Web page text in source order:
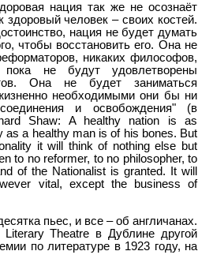
нация так же не осознаёт
здоровый человек – своих костей.
нация не будет думать
чтобы восстановить его. Она не
никаких философов,
пока не будут удовлетворены
Она не будет заниматься
необходимыми они бы ни
и освобождения" (в
Shaw: A healthy nation is as
as a healthy man is of his bones. But
it will think of nothing else but
to no reformer, to no philosopher, to
of the Nationalist is granted. It will
vital, except the business of
пьес, и все – об англичанах.
Theatre в Дублине другой
по литературе в 1923 году, на